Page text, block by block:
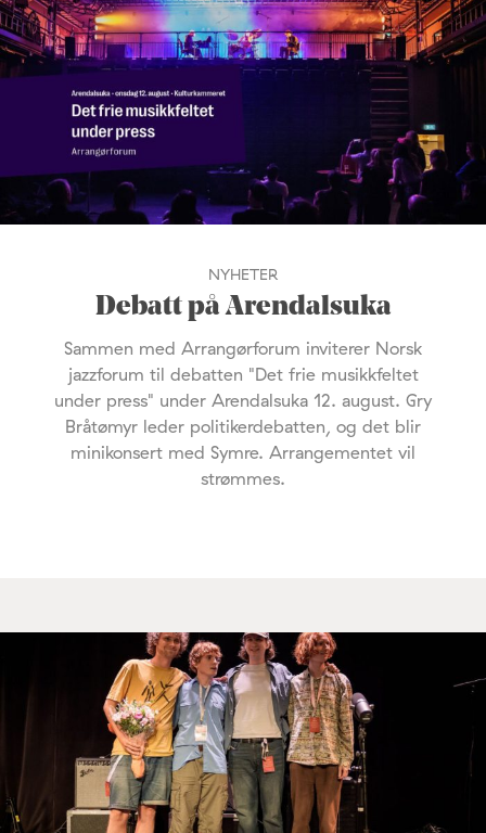
NYHETER
Debatt på Arendalsuka
Sammen med Arrangørforum inviterer Norsk
jazzforum til debatten "Det frie musikkfeltet
under press" under Arendalsuka 12. august. Gry
Bråtømyr leder politikerdebatten, og det blir
minikonsert med Symre. Arrangementet vil
strømmes.